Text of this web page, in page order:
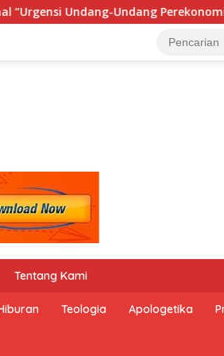
dan Kesejahteraan Sosial dalam
Tentang Kami
Teologia Apologetika